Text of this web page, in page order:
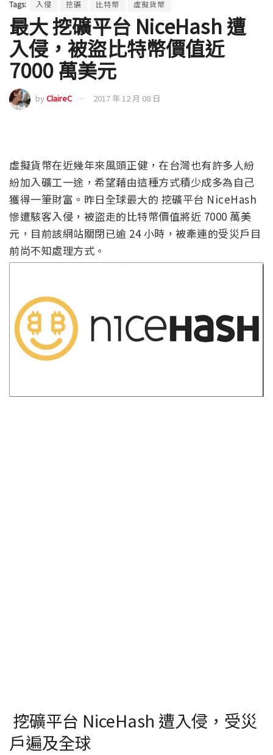
Tags: 入侵 挖礦 比特幣 虛擬貨幣
最大 挖礦平台 NiceHash 遭
入侵，被盜比特幣價值近
7000 萬美元
byClaireC 2017 年 12 月 08 日
虛擬貨幣在近幾年來風頭正健，在台灣也有許多人紛
紛加入礦工一途，希望藉由這種方式積少成多為自己
獲得一筆財富。昨日全球最大的 挖礦平台 NiceHash
慘遭駭客入侵，被盜走的比特幣價值將近 7000 萬美
元，目前該網站關閉已逾 24 小時，被牽連的受災戶目
前尚不知處理方式。
挖礦平台 NiceHash 遭入侵，受災
戶遍及全球